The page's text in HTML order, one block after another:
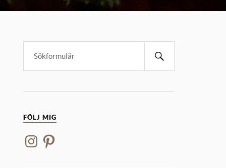
FÖLJ MIG